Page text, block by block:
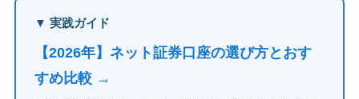
▼ 実践ガイド
【2026年】ネット証券口座の選び方とおす
すめ比較 →